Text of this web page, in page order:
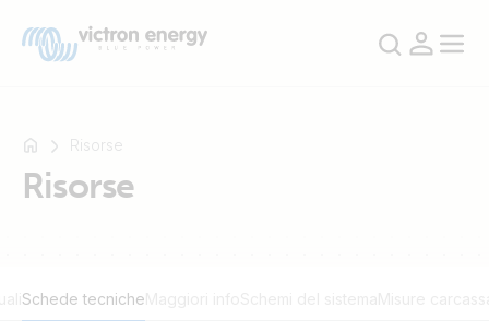
Multiplus-
Risorse
Risorse
Schede tecniche